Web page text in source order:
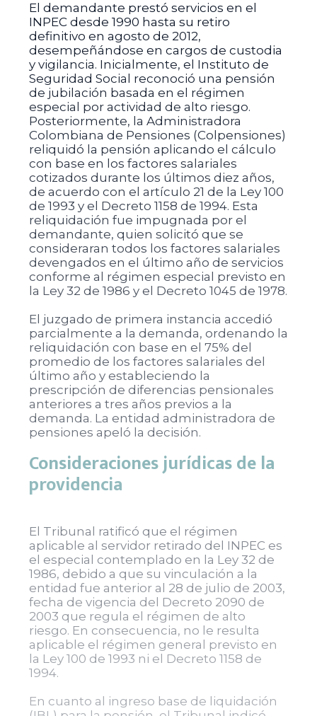
El demandante prestó servicios en el
INPEC desde 1990 hasta su retiro
definitivo en agosto de 2012,
desempeñándose en cargos de custodia
y vigilancia. Inicialmente, el Instituto de
Seguridad Social reconoció una pensión
de jubilación basada en el régimen
especial por actividad de alto riesgo.
Posteriormente, la Administradora
Colombiana de Pensiones (Colpensiones)
reliquidó la pensión aplicando el cálculo
con base en los factores salariales
cotizados durante los últimos diez años,
de acuerdo con el artículo 21 de la Ley 100
de 1993 y el Decreto 1158 de 1994. Esta
reliquidación fue impugnada por el
demandante, quien solicitó que se
consideraran todos los factores salariales
devengados en el último año de servicios
conforme al régimen especial previsto en
la Ley 32 de 1986 y el Decreto 1045 de 1978.
El juzgado de primera instancia accedió
parcialmente a la demanda, ordenando la
reliquidación con base en el 75% del
promedio de los factores salariales del
último año y estableciendo la
prescripción de diferencias pensionales
anteriores a tres años previos a la
demanda. La entidad administradora de
pensiones apeló la decisión.
Consideraciones jurídicas de la
providencia
El Tribunal ratificó que el régimen
aplicable al servidor retirado del INPEC es
el especial contemplado en la Ley 32 de
1986, debido a que su vinculación a la
entidad fue anterior al 28 de julio de 2003,
fecha de vigencia del Decreto 2090 de
2003 que regula el régimen de alto
riesgo. En consecuencia, no le resulta
aplicable el régimen general previsto en
la Ley 100 de 1993 ni el Decreto 1158 de
1994.
En cuanto al ingreso base de liquidación